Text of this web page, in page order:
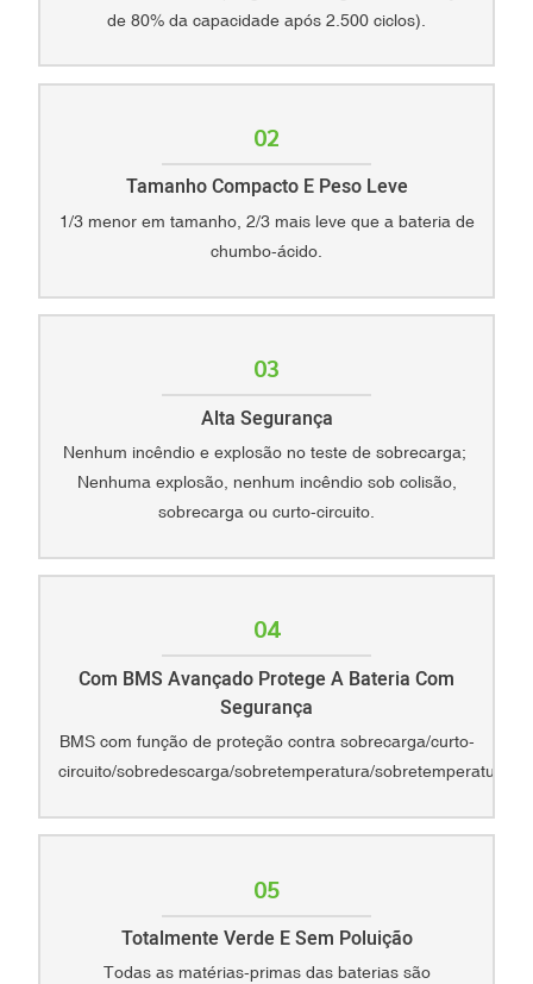
de 80% da capacidade após 2.500 ciclos).
02
Tamanho Compacto E Peso Leve
1/3 menor em tamanho, 2/3 mais leve que a bateria de
chumbo-ácido.
03
Alta Segurança
Nenhum incêndio e explosão no teste de sobrecarga;
Nenhuma explosão, nenhum incêndio sob colisão,
sobrecarga ou curto-circuito.
04
Com BMS Avançado Protege A Bateria Com
Segurança
BMS com função de proteção contra sobrecarga/curto-
circuito/sobredescarga/sobretemperatura/sobretemperatura.
05
Totalmente Verde E Sem Poluição
Todas as matérias-primas das baterias são